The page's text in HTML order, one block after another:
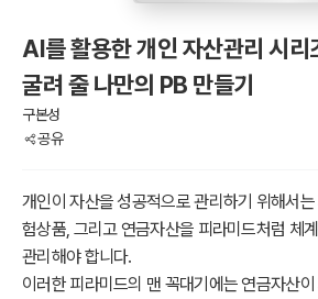
AI를 활용한 개인 자산관리 시리
굴려 줄 나만의 PB 만들기
구본성
공유
개인이 자산을 성공적으로 관리하기 위해서
험상품, 그리고 연금자산을 피라미드처럼 체
관리해야 합니다.
이러한 피라미드의 맨 꼭대기에는 연금자산